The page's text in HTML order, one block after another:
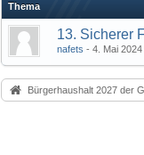
Thema
13. Sicherer
nafets 4. Mai 2024
Bürgerhaushalt 2027 der